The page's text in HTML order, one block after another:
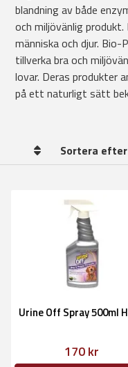
blandning av både
och miljövänlig
människa och djur.
tillverka bra och
lovar. Deras produkter
på ett naturligt sätt
Sortera efter
Urine Off Spray 500ml
170 kr